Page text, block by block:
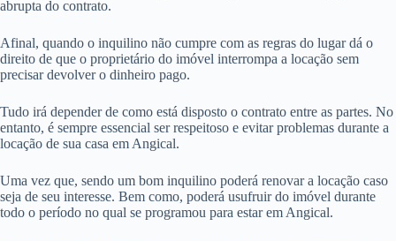
abrupta do contrato.
Afinal, quando o inquilino não cumpre com as regras do lugar dá o
direito de que o proprietário do imóvel interrompa a locação sem
precisar devolver o dinheiro pago.
Tudo irá depender de como está disposto o contrato entre as partes. No
entanto, é sempre essencial ser respeitoso e evitar problemas durante a
locação de sua casa em Angical.
Uma vez que, sendo um bom inquilino poderá renovar a locação caso
seja de seu interesse. Bem como, poderá usufruir do imóvel durante
todo o período no qual se programou para estar em Angical.